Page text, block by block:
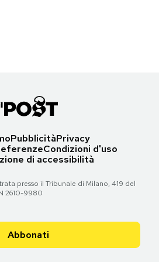
PubblicitàPrivacy
Condizioni d'uso
di accessibilità
presso il Tribunale di Milano, 419 del
2610-9980
Abbonati